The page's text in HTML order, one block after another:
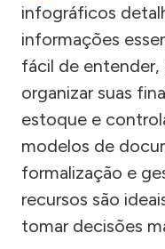
infográficos
informações
fácil de entender,
organizar suas
estoque e
modelos de
formalização e
recursos são
tomar decisões